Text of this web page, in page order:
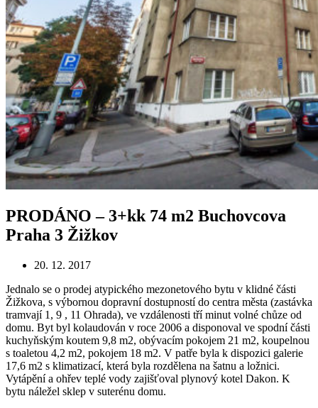
PRODÁNO – 3+kk 74 m2 Buchovcova
Praha 3 Žižkov
20. 12. 2017
Jednalo se o prodej atypického mezonetového bytu v klidné části
Žižkova, s výbornou dopravní dostupností do centra města (zastávka
tramvají 1, 9 , 11 Ohrada), ve vzdálenosti tří minut volné chůze od
domu. Byt byl kolaudován v roce 2006 a disponoval ve spodní části
kuchyňským koutem 9,8 m2, obývacím pokojem 21 m2, koupelnou
s toaletou 4,2 m2, pokojem 18 m2. V patře byla k dispozici galerie
17,6 m2 s klimatizací, která byla rozdělena na šatnu a ložnici.
Vytápění a ohřev teplé vody zajišťoval plynový kotel Dakon. K
bytu náležel sklep v suterénu domu.